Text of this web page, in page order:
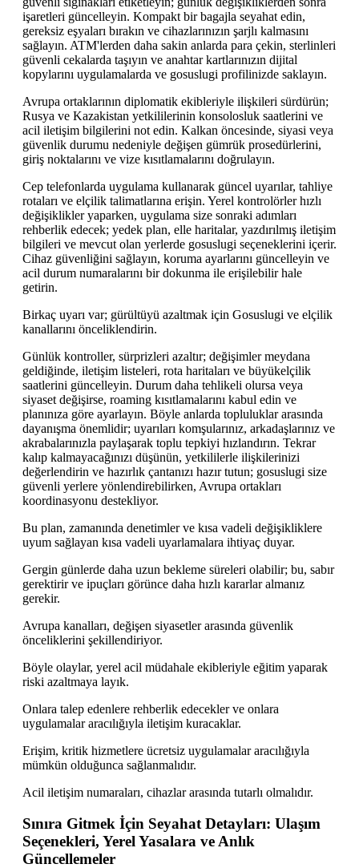
işaretleri güncelleyin. Kompakt bir bagajla seyahat edin,
gereksiz eşyaları bırakın ve cihazlarınızın şarjlı kalmasını
sağlayın. ATM'lerden daha sakin anlarda para çekin, sterlinleri
güvenli cekalarda taşıyın ve anahtar kartlarınızın dijital
kopylarını uygulamalarda ve gosuslugi profilinizde saklayın.
Avrupa ortaklarının diplomatik ekibleriyle ilişkileri sürdürün;
Rusya ve Kazakistan yetkililerinin konsolosluk saatlerini ve
acil iletişim bilgilerini not edin. Kalkan öncesinde, siyasi veya
güvenlik durumu nedeniyle değişen gümrük prosedürlerini,
giriş noktalarını ve vize kısıtlamalarını doğrulayın.
Cep telefonlarda uygulama kullanarak güncel uyarılar, tahliye
rotaları ve elçilik talimatlarına erişin. Yerel kontrolörler hızlı
değişiklikler yaparken, uygulama size sonraki adımları
rehberlik edecek; yedek plan, elle haritalar, yazdırılmış iletişim
bilgileri ve mevcut olan yerlerde gosuslugi seçeneklerini içerir.
Cihaz güvenliğini sağlayın, koruma ayarlarını güncelleyin ve
acil durum numaralarını bir dokunma ile erişilebilir hale
getirin.
Birkaç uyarı var; gürültüyü azaltmak için Gosuslugi ve elçilik
kanallarını önceliklendirin.
Günlük kontroller, sürprizleri azaltır; değişimler meydana
geldiğinde, iletişim listeleri, rota haritaları ve büyükelçilik
saatlerini güncelleyin. Durum daha tehlikeli olursa veya
siyaset değişirse, roaming kısıtlamalarını kabul edin ve
planınıza göre ayarlayın. Böyle anlarda topluluklar arasında
dayanışma önemlidir; uyarıları komşularınız, arkadaşlarınız ve
akrabalarınızla paylaşarak toplu tepkiyi hızlandırın. Tekrar
kalıp kalmayacağınızı düşünün, yetkililerle ilişkilerinizi
değerlendirin ve hazırlık çantanızı hazır tutun; gosuslugi size
güvenli yerlere yönlendirebilirken, Avrupa ortakları
koordinasyonu destekliyor.
Bu plan, zamanında denetimler ve kısa vadeli değişikliklere
uyum sağlayan kısa vadeli uyarlamalara ihtiyaç duyar.
Gergin günlerde daha uzun bekleme süreleri olabilir; bu, sabır
gerektirir ve ipuçları görünce daha hızlı kararlar almanız
gerekir.
Avrupa kanalları, değişen siyasetler arasında güvenlik
önceliklerini şekillendiriyor.
Böyle olaylar, yerel acil müdahale ekibleriyle eğitim yaparak
riski azaltmaya layık.
Onlara talep edenlere rehberlik edecekler ve onlara
uygulamalar aracılığıyla iletişim kuracaklar.
Erişim, kritik hizmetlere ücretsiz uygulamalar aracılığıyla
mümkün olduğunca sağlanmalıdır.
Acil iletişim numaraları, cihazlar arasında tutarlı olmalıdır.
Sınıra Gitmek İçin Seyahat Detayları: Ulaşım
Seçenekleri, Yerel Yasalara ve Anlık
Güncellemeler